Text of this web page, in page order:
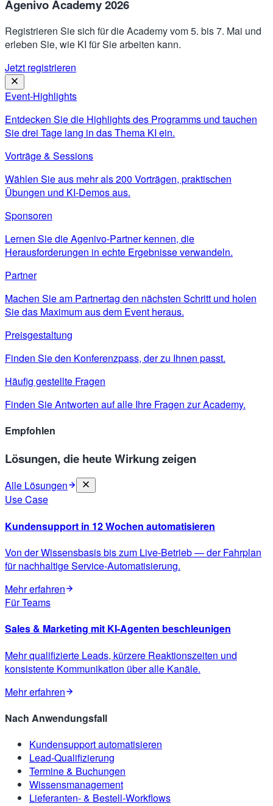
Agenivo Academy 2026
Registrieren Sie sich für die Academy vom 5. bis 7. Mai und
erleben Sie, wie KI für Sie arbeiten kann.
Jetzt registrieren
Event-Highlights
Entdecken Sie die Highlights des Programms und tauchen
Sie drei Tage lang in das Thema KI ein.
Vorträge & Sessions
Wählen Sie aus mehr als 200 Vorträgen, praktischen
Übungen und KI-Demos aus.
Sponsoren
Lernen Sie die Agenivo-Partner kennen, die
Herausforderungen in echte Ergebnisse verwandeln.
Partner
Machen Sie am Partnertag den nächsten Schritt und holen
Sie das Maximum aus dem Event heraus.
Preisgestaltung
Finden Sie den Konferenzpass, der zu Ihnen passt.
Häufig gestellte Fragen
Finden Sie Antworten auf alle Ihre Fragen zur Academy.
Empfohlen
Lösungen, die heute Wirkung zeigen
Alle Lösungen
Use Case
Kundensupport in 12 Wochen automatisieren
Von der Wissensbasis bis zum Live-Betrieb — der Fahrplan
für nachhaltige Service-Automatisierung.
Mehr erfahren
Für Teams
Sales & Marketing mit KI-Agenten beschleunigen
Mehr qualifizierte Leads, kürzere Reaktionszeiten und
konsistente Kommunikation über alle Kanäle.
Mehr erfahren
Nach Anwendungsfall
Kundensupport automatisieren
Lead-Qualifizierung
Termine & Buchungen
Wissensmanagement
Lieferanten- & Bestell-Workflows